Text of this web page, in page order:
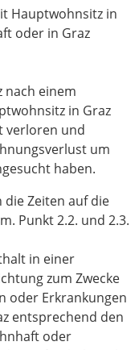
Hauptwohnsitz in
oder in Graz
nach einem
in Graz
verloren und
um
haben.
Zeiten auf die
Punkt 2.2. und 2.3.
in einer
zum Zwecke
oder Erkrankungen
entsprechend den
oder